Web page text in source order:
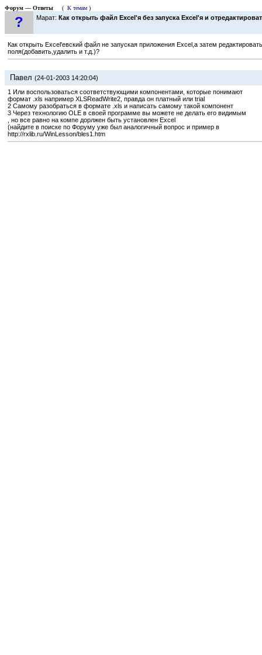
Форум — Ответы ( К темам )
? Марат: Как открыть файл Excel'я без запуска Excel'я и
Как открыть Excel'евский файл не запуская приложения Excel,а затем редактировать
поля(добавить,удалить и т.д.)?
Павел (24-01-2003 14:20:04)
1 Или воспользоваться соответствующими компонентами, которые понимают
формат .xls например XLSReadWrite2, правда он платный или trial
2 Самому разобраться в формате .xls и написать самому такой компонент
3 Через технологию OLE в своей программе вы можете не делать его видимым
, но все равно на компе дорлжен быть установлен Excel
(найдите в поиске по Форуму уже был аналогичный вопрос и пример в
http://rxlib.ru/WinLesson/bles1.htm